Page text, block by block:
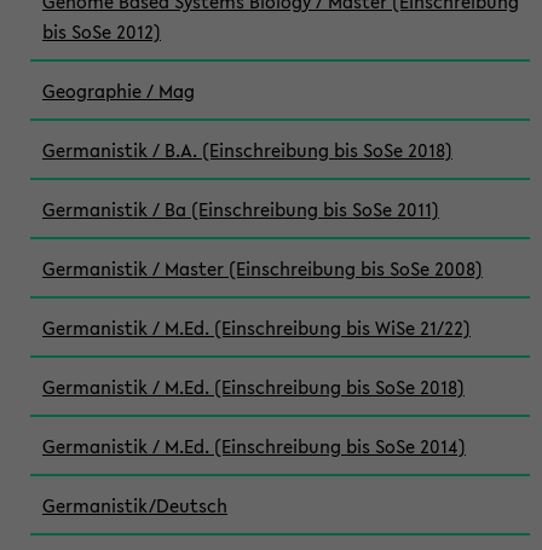
bis SoSe 2012)
Geographie / Mag
Germanistik / B.A. (Einschreibung bis SoSe 2018)
Germanistik / Ba (Einschreibung bis SoSe 2011)
Germanistik / Master (Einschreibung bis SoSe 2008)
Germanistik / M.Ed. (Einschreibung bis WiSe 21/22)
Germanistik / M.Ed. (Einschreibung bis SoSe 2018)
Germanistik / M.Ed. (Einschreibung bis SoSe 2014)
Germanistik/Deutsch